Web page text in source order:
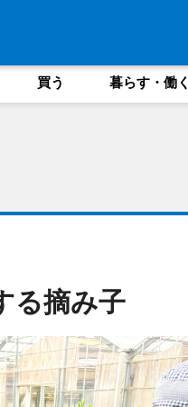
買う 暮らす・働く
る摘み子